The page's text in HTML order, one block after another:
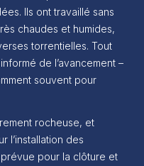
Ils ont travaillé sans
chaudes et humides,
torrentielles. Tout
de l’avancement –
souvent pour
rocheuse, et
l’installation des
pour la clôture et